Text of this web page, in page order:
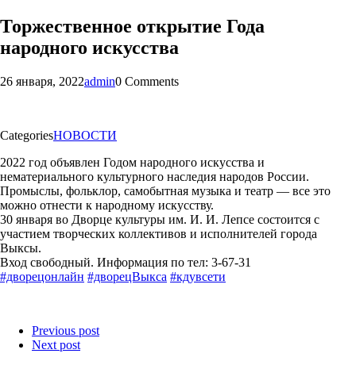
Торжественное открытие Года
народного искусства
26 января, 2022admin0 Comments
CategoriesНОВОСТИ
2022 год объявлен Годом народного искусства и
нематериального культурного наследия народов России.
Промыслы, фольклор, самобытная музыка и театр — все это
можно отнести к народному искусству.
30 января во Дворце культуры им. И. И. Лепсе состоится с
участием творческих коллективов и исполнителей города
Выксы.
Вход свободный. Информация по тел: 3-67-31
#дворецонлайн #дворецВыкса #кдувсети
Previous post
Next post